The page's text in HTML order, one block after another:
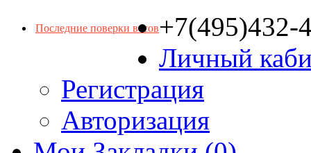
Последние поверки весов+7(495)432-
Личный
Регистрация
Авторизация